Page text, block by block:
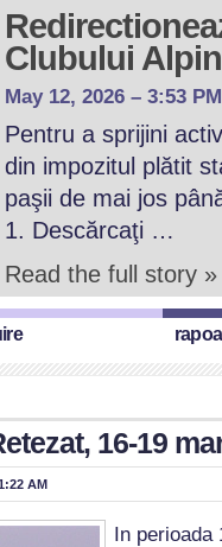
Clubului
May 12, 2026 – 3:53 PM
Pentru a sprijini
din impozitul plătit
paşii de mai jos
1. Descărcaţi …
Read the full story »
16-19
AM
In perioada